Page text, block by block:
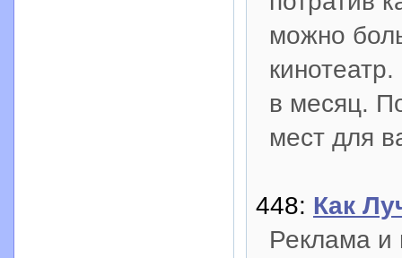
можно
в месяц.
мест для
448: Как
Реклама и